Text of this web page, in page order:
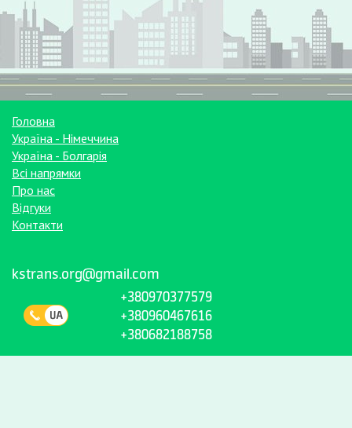
Головна
Україна - Німеччина
Україна - Болгарія
Всі напрямки
Про нас
Відгуки
Контакти
kstrans.org@gmail.com
+380970377579
+380960467616
+380682188758